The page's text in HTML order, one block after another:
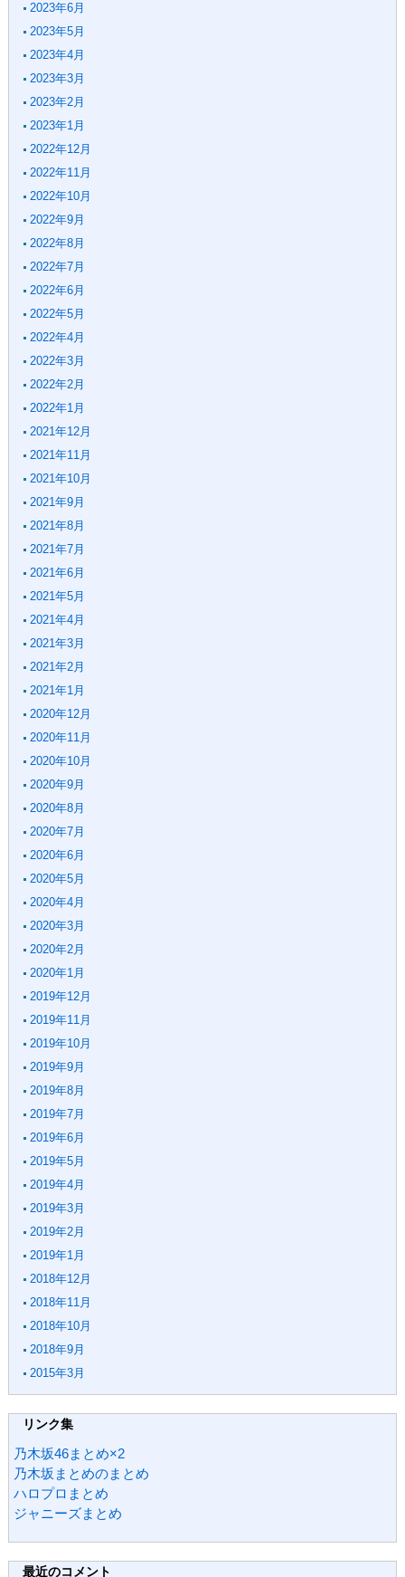
2023年6月
2023年5月
2023年4月
2023年3月
2023年2月
2023年1月
2022年12月
2022年11月
2022年10月
2022年9月
2022年8月
2022年7月
2022年6月
2022年5月
2022年4月
2022年3月
2022年2月
2022年1月
2021年12月
2021年11月
2021年10月
2021年9月
2021年8月
2021年7月
2021年6月
2021年5月
2021年4月
2021年3月
2021年2月
2021年1月
2020年12月
2020年11月
2020年10月
2020年9月
2020年8月
2020年7月
2020年6月
2020年5月
2020年4月
2020年3月
2020年2月
2020年1月
2019年12月
2019年11月
2019年10月
2019年9月
2019年8月
2019年7月
2019年6月
2019年5月
2019年4月
2019年3月
2019年2月
2019年1月
2018年12月
2018年11月
2018年10月
2018年9月
2015年3月
リンク集
乃木坂46まとめ×2
乃木坂まとめのまとめ
ハロプロまとめ
ジャニーズまとめ
最近のコメント